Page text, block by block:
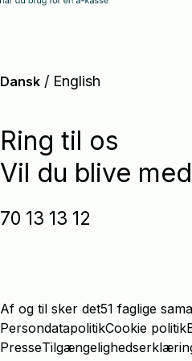
Dansk / English
Ring til os
Vil du blive
70 13 13 12
Af og til sker det51 faglige
PersondatapolitikCookie politik
Presse